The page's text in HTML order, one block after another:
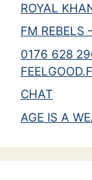
Januar 2014
Dezember
November
Oktober 2013
ROYAL
FM REBELS
0176 628
CHAT
AGE IS A